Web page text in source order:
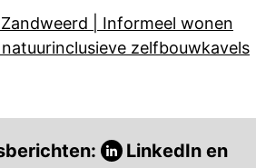
| Informeel wonen
zelfbouwkavels
LinkedIn en